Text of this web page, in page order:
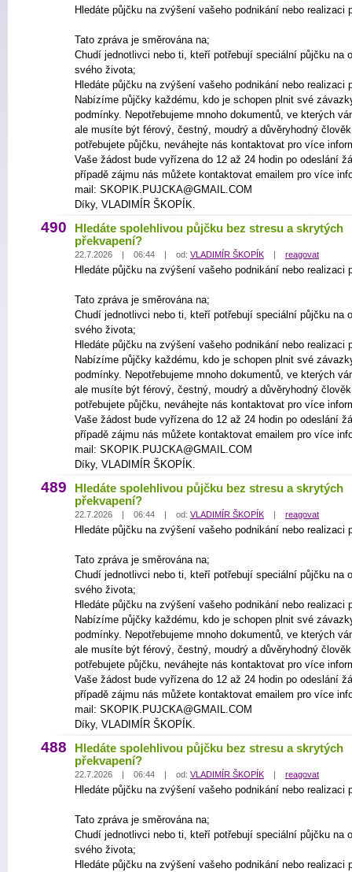
Hledáte půjčku na zvýšení vašeho podnikání nebo realizaci
Tato zpráva je směrována na;
Chudí jednotlivci nebo ti, kteří potřebují speciální půjčku na
svého života;
Hledáte půjčku na zvýšení vašeho podnikání nebo realizaci
Nabízíme půjčky každému, kdo je schopen plnit své
podmínky. Nepotřebujeme mnoho dokumentů, ve kterých
ale musíte být férový, čestný, moudrý a důvěryhodný
potřebujete půjčku, neváhejte nás kontaktovat pro více
Vaše žádost bude vyřízena do 12 až 24 hodin po odeslání
případě zájmu nás můžete kontaktovat emailem pro více
mail: SKOPIK.PUJCKA@GMAIL.COM
Díky, VLADIMÍR ŠKOPÍK.
490
Hledáte spolehlivou půjčku bez stresu a skrytých
překvapení?
22.7.2026 | 06:44 | od: VLADIMÍR ŠKOPÍK | reagovat
Hledáte půjčku na zvýšení vašeho podnikání nebo realizaci
Tato zpráva je směrována na;
Chudí jednotlivci nebo ti, kteří potřebují speciální půjčku na
svého života;
Hledáte půjčku na zvýšení vašeho podnikání nebo realizaci
Nabízíme půjčky každému, kdo je schopen plnit své
podmínky. Nepotřebujeme mnoho dokumentů, ve kterých
ale musíte být férový, čestný, moudrý a důvěryhodný
potřebujete půjčku, neváhejte nás kontaktovat pro více
Vaše žádost bude vyřízena do 12 až 24 hodin po odeslání
případě zájmu nás můžete kontaktovat emailem pro více
mail: SKOPIK.PUJCKA@GMAIL.COM
Díky, VLADIMÍR ŠKOPÍK.
489
Hledáte spolehlivou půjčku bez stresu a skrytých
překvapení?
22.7.2026 | 06:44 | od: VLADIMÍR ŠKOPÍK | reagovat
Hledáte půjčku na zvýšení vašeho podnikání nebo realizaci
Tato zpráva je směrována na;
Chudí jednotlivci nebo ti, kteří potřebují speciální půjčku na
svého života;
Hledáte půjčku na zvýšení vašeho podnikání nebo realizaci
Nabízíme půjčky každému, kdo je schopen plnit své
podmínky. Nepotřebujeme mnoho dokumentů, ve kterých
ale musíte být férový, čestný, moudrý a důvěryhodný
potřebujete půjčku, neváhejte nás kontaktovat pro více
Vaše žádost bude vyřízena do 12 až 24 hodin po odeslání
případě zájmu nás můžete kontaktovat emailem pro více
mail: SKOPIK.PUJCKA@GMAIL.COM
Díky, VLADIMÍR ŠKOPÍK.
488
Hledáte spolehlivou půjčku bez stresu a skrytých
překvapení?
22.7.2026 | 06:44 | od: VLADIMÍR ŠKOPÍK | reagovat
Hledáte půjčku na zvýšení vašeho podnikání nebo realizaci
Tato zpráva je směrována na;
Chudí jednotlivci nebo ti, kteří potřebují speciální půjčku na
svého života;
Hledáte půjčku na zvýšení vašeho podnikání nebo realizaci